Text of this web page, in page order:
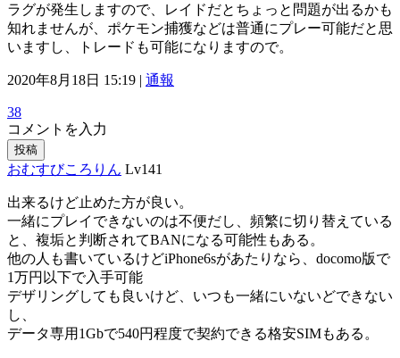
ラグが発生しますので、レイドだとちょっと問題が出るかも
知れませんが、ポケモン捕獲などは普通にプレー可能だと思
いますし、トレードも可能になりますので。
2020年8月18日 15:19 | 通報
38
コメントを入力
投稿
おむすびころりん Lv141
出来るけど止めた方が良い。
一緒にプレイできないのは不便だし、頻繁に切り替えている
と、複垢と判断されてBANになる可能性もある。
他の人も書いているけどiPhone6sがあたりなら、docomo版で
1万円以下で入手可能
デザリングしても良いけど、いつも一緒にいないどできない
し、
データ専用1Gbで540円程度で契約できる格安SIMもある。